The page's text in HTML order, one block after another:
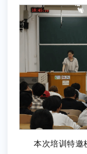
本次培训特邀